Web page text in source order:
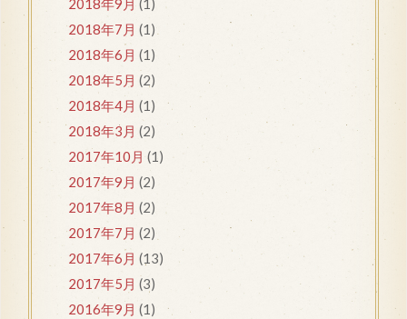
2018年9月 (1)
2018年7月 (1)
2018年6月 (1)
2018年5月 (2)
2018年4月 (1)
2018年3月 (2)
2017年10月 (1)
2017年9月 (2)
2017年8月 (2)
2017年7月 (2)
2017年6月 (13)
2017年5月 (3)
2016年9月 (1)